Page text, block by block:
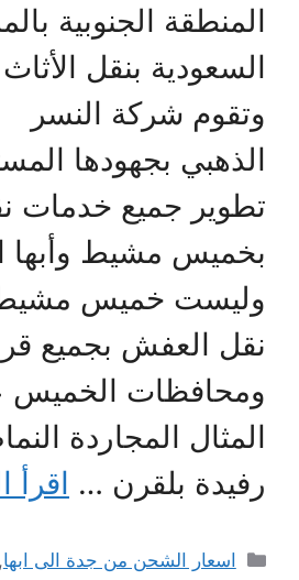
المنطقة الجنوبية
السعودية بنقل الأثاث
وتقوم شركة النسر
الذهبي بجهودها
تطوير جميع خدمات
بخميس مشيط وأبها
وليست خميس
نقل العفش بجميع
ومحافظات الخميس
المثال المجاردة
رفيدة بلقرن … اقرأ
التصنيفات
اسعار الشحن من جدة الى ابها